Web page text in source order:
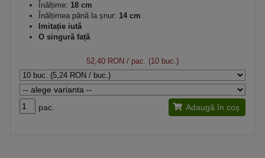
Înălțime: 18 cm
Înălțimea până la șnur: 14 cm
Imitație iută
O singură față
52,40 RON / pac. (10 buc.)
pac. Adaugă în coș